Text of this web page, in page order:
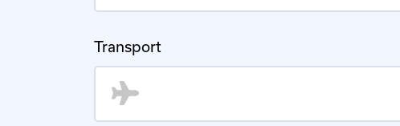
Transport